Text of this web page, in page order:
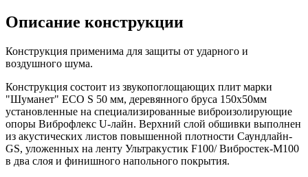
Описание конструкции
Конструкция применима для защиты от ударного и
воздушного шума.
Конструкция состоит из звукопоглощающих плит марки
"Шуманет" ECO S 50 мм, деревянного бруса 150х50мм
установленные на специализированные виброизолирующие
опоры Виброфлекс U-лайн. Верхний слой обшивки выполнен
из акустических листов повышенной плотности Саундлайн-
GS, уложенных на ленту Ультракустик F100/ Вибростек-М100
в два слоя и финишного напольного покрытия.